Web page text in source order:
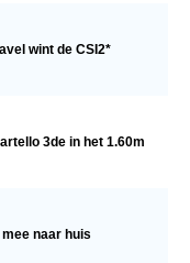
wint de CSI2*
3de in het 1.60m
naar huis